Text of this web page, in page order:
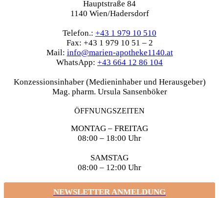
Hauptstraße 84
1140 Wien/Hadersdorf
Telefon.: +43 1 979 10 510
Fax: +43 1 979 10 51 – 2
Mail: info@marien-apotheke1140.at
WhatsApp: +43 664 12 86 104
Konzessionsinhaber (Medieninhaber und Herausgeber)
Mag. pharm. Ursula Sansenböker
ÖFFNUNGSZEITEN
MONTAG – FREITAG
08:00 – 18:00 Uhr
SAMSTAG
08:00 – 12:00 Uhr
NEWSLETTER ANMELDUNG